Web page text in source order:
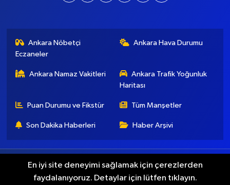
Ankara Nöbetçi
Eczaneler
Ankara Hava Durumu
Ankara Namaz Vakitleri
Ankara Trafik Yoğunluk
Haritası
Puan Durumu ve Fikstür Tüm Manşetler
Son Dakika Haberleri Haber Arşivi
Künye İletişim Gizlilik Koşulları
En iyi site deneyimi sağlamak için çerezlerden
faydalanıyoruz. Detaylar için lütfen tıklayın.